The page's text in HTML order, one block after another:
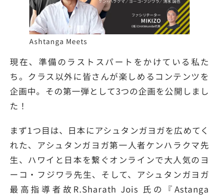
Ashtanga Meets
現在、準備のラストスパートをかけている私た
ち。クラス以外に皆さんが楽しめるコンテンツを
企画中。その第一弾として3つの企画を公開しまし
た！
まず1つ目は、日本にアシュタンガヨガを広めてく
れた、アシュタンガヨガ第一人者ケンハラクマ先
生、ハワイと日本を繋ぐオンラインで大人気のヨ
ーコ・フジワラ先生、そして、アシュタンガヨガ
最高指導者故R.Sharath Jois 氏の『Astanga